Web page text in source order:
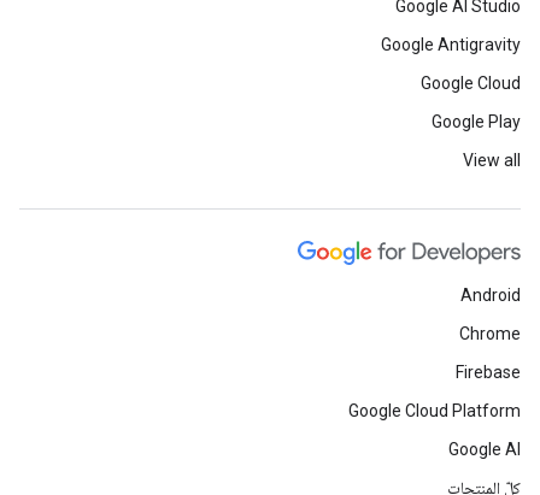
Google AI Studio
Google Antigravity
Google Cloud
Google Play
View all
Android
Chrome
Firebase
Google Cloud Platform
Google AI
كلّ المنتجات